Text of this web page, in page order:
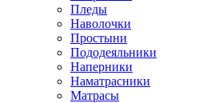
Пледы
Наволочки
Простыни
Пододеяльники
Наперники
Наматрасники
Матрасы